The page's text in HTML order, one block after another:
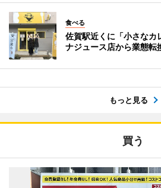
食べる
佐賀駅近くに「小さな
ナジュース店から業態転
もっと見る
買う